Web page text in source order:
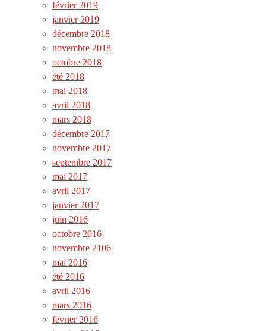
février 2019
janvier 2019
décembre 2018
novembre 2018
octobre 2018
été 2018
mai 2018
avril 2018
mars 2018
décembre 2017
novembre 2017
septembre 2017
mai 2017
avril 2017
janvier 2017
juin 2016
octobre 2016
novembre 2106
mai 2016
été 2016
avril 2016
mars 2016
février 2016